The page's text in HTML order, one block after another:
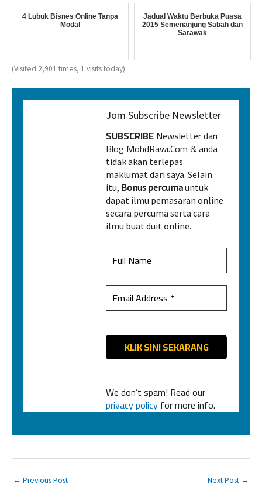
4 Lubuk Bisnes Online Tanpa
Modal
Jadual Waktu Berbuka Puasa
2015 Semenanjung Sabah dan
Sarawak
(Visited 2,901 times, 1 visits today)
Jom Subscribe Newsletter
SUBSCRIBENewsletter dari
Blog MohdRawi.Com & anda
tidak akan terlepas
maklumat dari saya. Selain
itu, Bonus percumauntuk
dapat ilmu pemasaran online
secara percuma serta cara
ilmu buat duit online.
We don’t spam! Read our
privacy policyfor more info.
← Previous Post Next Post →